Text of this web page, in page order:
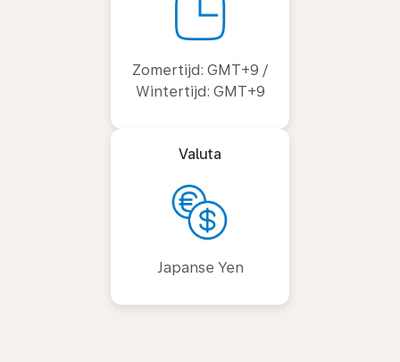
Zomertijd: GMT+9 /
Wintertijd: GMT+9
Valuta
Japanse Yen